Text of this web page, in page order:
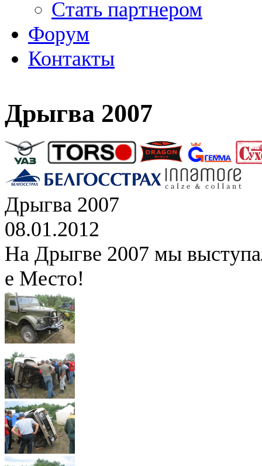
Стать партнером
Форум
Контакты
Дрыгва 2007
Дрыгва 2007
08.01.2012
На Дрыгве 2007 мы
е Место!